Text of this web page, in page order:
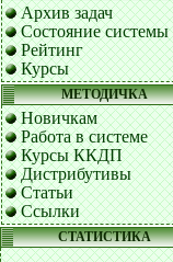
Архив задач
Состояние системы
Рейтинг
Курсы
МЕТОДИЧКА
Новичкам
Работа в системе
Курсы ККДП
Дистрибутивы
Статьи
Ссылки
СТАТИСТИКА